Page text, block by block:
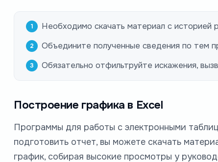
Необходимо скачать материал с историей
Объедините полученные сведения по тем
Обязательно отфильтруйте искажения,
Построение графика в Excel
Программы для работы с электронными
подготовить отчет, вы можете скачать
график, собирая высокие просмотры у